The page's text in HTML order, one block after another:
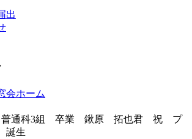
出
会ホーム
普通科3組 卒業 鍬原 拓也君 祝 プ
誕生